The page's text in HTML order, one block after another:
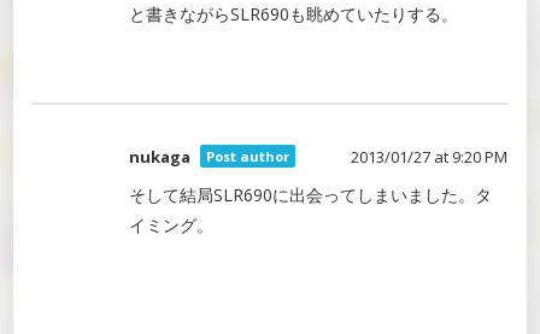
と書きながらSLR690も眺めていたりする。
nukaga Post author 2013/01/27 at 9:20 PM
そして結局SLR690に出会ってしまいました。タ
イミング。